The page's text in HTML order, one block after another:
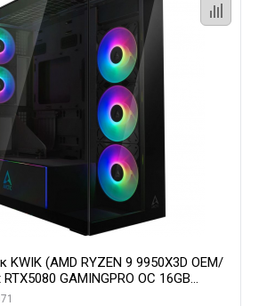
(AMD RYZEN 9 9950X3D OEM/
GAMINGPRO OC 16GB
HD/ 960 ГБ SSD)